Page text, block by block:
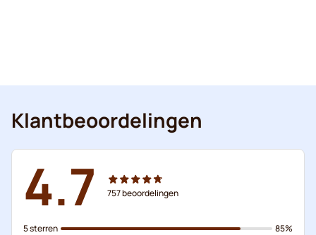
Klantbeoordelingen
4.7 757beoordelingen
5 sterren
85%